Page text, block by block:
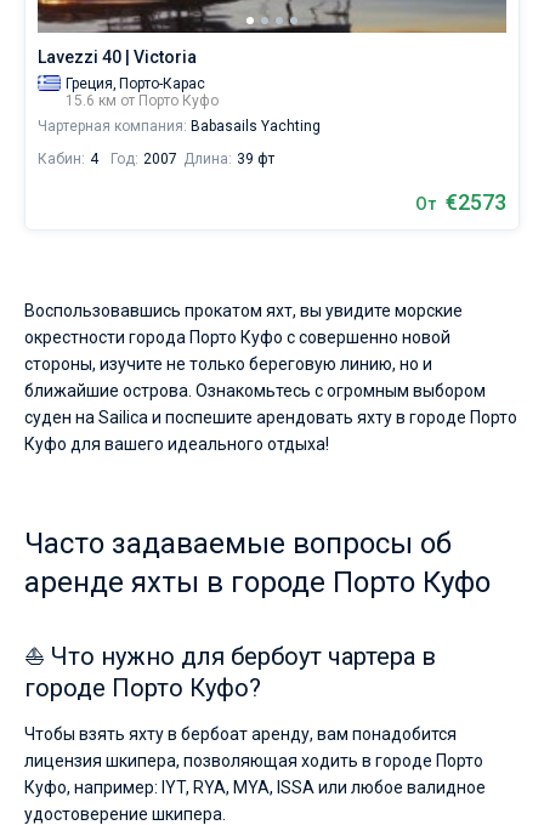
не
себе
жизни
паруса.
Ближайшие
Lavezzi 40 | Victoria
Греция, Порто-Карас
15.6 км от Порто Куфо
Чартерная компания: Babasails Yachting
Кабин: 4 Год: 2007 Длина: 39 фт
От €2573
Воспользовавшись прокатом яхт, вы увидите морские
окрестности города Порто Куфо с совершенно новой
стороны, изучите не только береговую линию, но и
ближайшие острова. Ознакомьтесь с огромным выбором
суден на Sailica и поспешите арендовать яхту в городе Порто
Куфо для вашего идеального отдыха!
Часто задаваемые вопросы об
аренде яхты в городе Порто Куфо
⛵ Что нужно для бербоут чартера в
городе Порто Куфо?
Чтобы взять яхту в бербоат аренду, вам понадобится
лицензия шкипера, позволяющая ходить в городе Порто
Куфо, например: IYT, RYA, MYA, ISSA или любое валидное
удостоверение шкипера.